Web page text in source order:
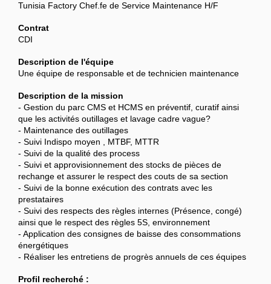
Tunisia Factory Chef.fe de Service Maintenance H/F
Contrat
CDI
Description de l'équipe
Une équipe de responsable et de technicien maintenance
Description de la mission
- Gestion du parc CMS et HCMS en préventif, curatif ainsi
que les activités outillages et lavage cadre vague?
- Maintenance des outillages
- Suivi Indispo moyen , MTBF, MTTR
- Suivi de la qualité des process
- Suivi et approvisionnement des stocks de pièces de
rechange et assurer le respect des couts de sa section
- Suivi de la bonne exécution des contrats avec les
prestataires
- Suivi des respects des règles internes (Présence, congé)
ainsi que le respect des règles 5S, environnement
- Application des consignes de baisse des consommations
énergétiques
- Réaliser les entretiens de progrès annuels de ces équipes
Profil recherché :